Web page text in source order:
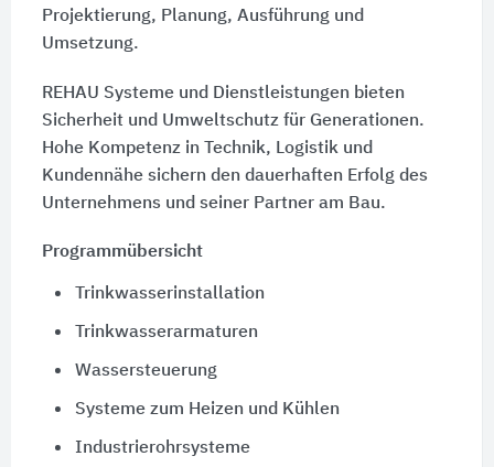
Projektierung, Planung, Ausführung und
Umsetzung.
REHAU Systeme und Dienstleistungen bieten
Sicherheit und Umweltschutz für Generationen.
Hohe Kompetenz in Technik, Logistik und
Kundennähe sichern den dauerhaften Erfolg des
Unternehmens und seiner Partner am Bau.
Programmübersicht
Trinkwasserinstallation
Trinkwasserarmaturen
Wassersteuerung
Systeme zum Heizen und Kühlen
Industrierohrsysteme